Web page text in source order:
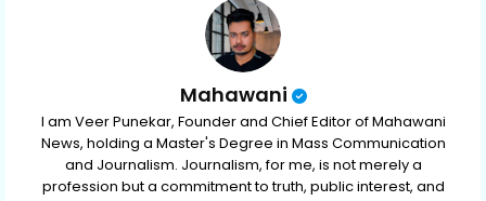
Mahawani
I am Veer Punekar, Founder and Chief Editor of Mahawani
News, holding a Master's Degree in Mass Communication
and Journalism. Journalism, for me, is not merely a
profession but a commitment to truth, public interest, and